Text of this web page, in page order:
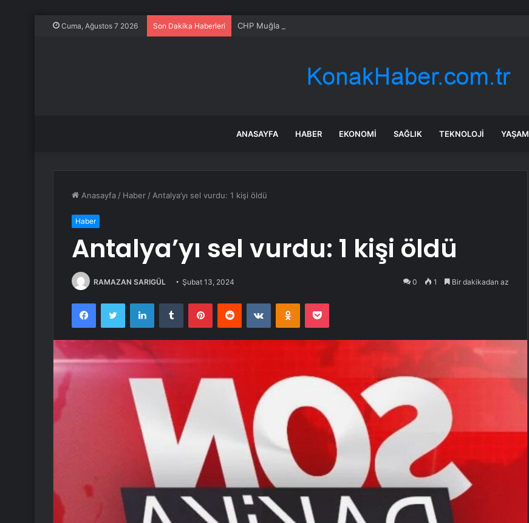
Cuma, Ağustos 7 2026 Son Dakika Haberleri CHP Muğla Kadın Kolları Yönetimi Görevden Alındı
ANASAYFA HABER EKONOMI SAĞLIK TEKNOLOJI YAŞAM
Anasayfa / Haber / Antalya’yı sel vurdu: 1 kişi öldü
Haber
Antalya’yı sel vurdu: 1 kişi öldü
RAMAZAN SARIGÜL Şubat 13, 2024 0 1 Bir dakikadan az
FacebookTwitter LinkedInTumblr PinterestReddit VKontakteOdnoklassniki
Pocket